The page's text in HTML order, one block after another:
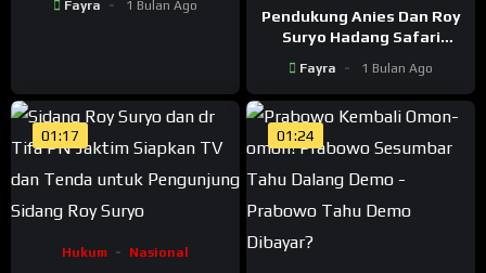
Fayra 1 Bulan Ago
Pendukung Anies Dan Roy
Suryo Hadang Safari
Penolakan Jokowi di
Lampung
Fayra 1 Bulan Ago
01:17
Hukum Nasional
01:24